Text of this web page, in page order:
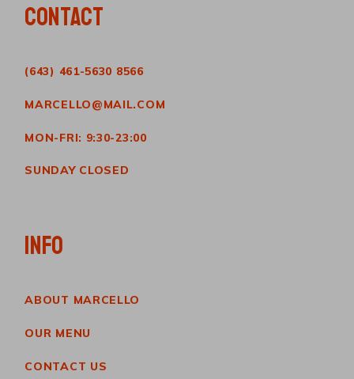
CONTACT
(643) 461-5630 8566
MARCELLO@MAIL.COM
MON-FRI: 9:30-23:00
SUNDAY CLOSED
INFO
ABOUT MARCELLO
OUR MENU
CONTACT US